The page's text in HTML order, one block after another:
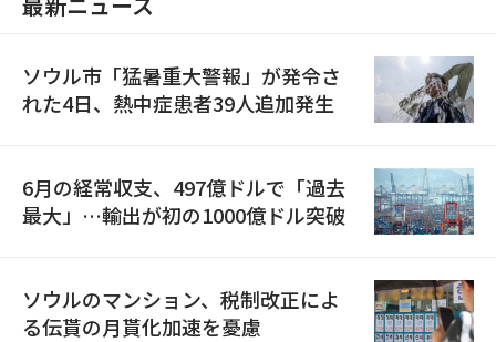
ソウル市「猛暑重大警報」が発令さ
れた4日、熱中症患者39人追加発生
6月の経常収支、497億ドルで「過去
最大」…輸出が初の1000億ドル突破
ソウルのマンション、税制改正によ
る伝貰の月貰化加速を憂慮